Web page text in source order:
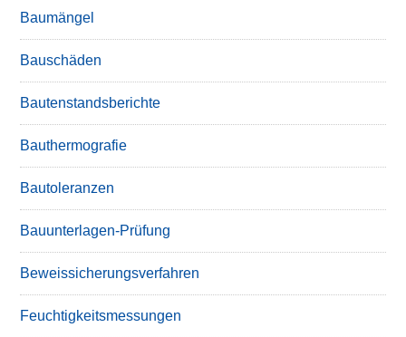
Baumängel
Bauschäden
Bautenstandsberichte
Bauthermografie
Bautoleranzen
Bauunterlagen-Prüfung
Beweissicherungsverfahren
Feuchtigkeitsmessungen